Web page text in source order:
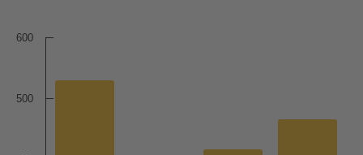
500
600